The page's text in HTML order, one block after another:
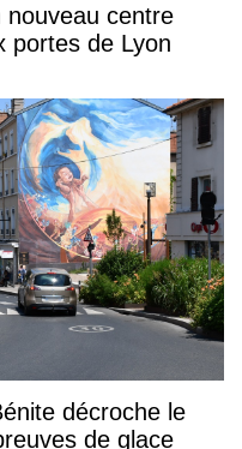
nouveau centre
portes de Lyon
décroche le
de glace